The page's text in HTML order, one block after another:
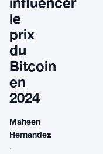
le
prix
du
Bitcoin
en
2024
Maheen
Hernandez
·